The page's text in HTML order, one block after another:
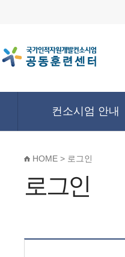
컨소시엄 안내
HOME > 로그인
로그인